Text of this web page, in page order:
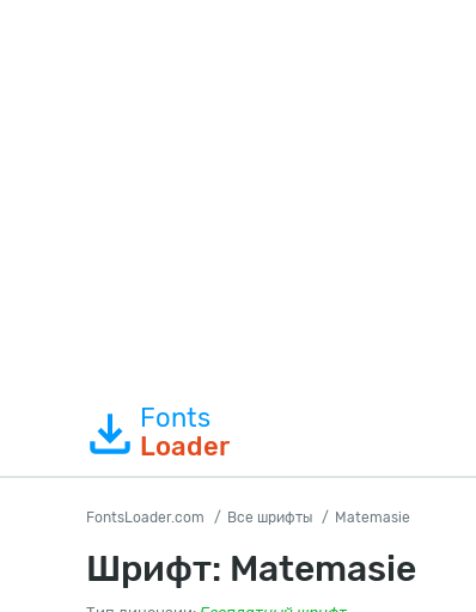
Fonts
Loader
FontsLoader.com Все шрифты Matemasie
Шрифт: Matemasie